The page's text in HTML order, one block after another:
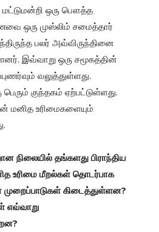
மட்டுமன்றி ஒரு பௌத்த
ஒரு முஸ்லிம் சமைத்தார்
பலர் அவ்விருந்தினை
இவ்வாறு ஒரு சமூகத்தின்
வலுத்துள்ளது.
குந்தகம் ஏற்பட்டுள்ளது.
மனித உரிமைகளையும்
நிலையில் தங்களது பிராந்திய
உரிமை மீறல்கள் தொடர்பாக
கிடைத்துள்ளன?
எவ்வாறு